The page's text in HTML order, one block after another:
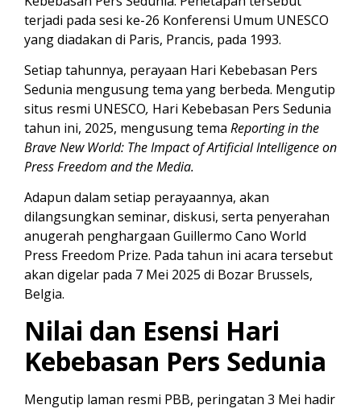
terjadi pada sesi ke-26 Konferensi Umum UNESCO
yang diadakan di Paris, Prancis, pada 1993.
Setiap tahunnya, perayaan Hari Kebebasan Pers
Sedunia mengusung tema yang berbeda. Mengutip
situs resmi UNESCO, Hari Kebebasan Pers Sedunia
tahun ini, 2025, mengusung tema Reporting in the
Brave New World: The Impact of Artificial Intelligence on
Press Freedom and the Media.
Adapun dalam setiap perayaannya, akan
dilangsungkan seminar, diskusi, serta penyerahan
anugerah penghargaan Guillermo Cano World
Press Freedom Prize. Pada tahun ini acara tersebut
akan digelar pada 7 Mei 2025 di Bozar Brussels,
Belgia.
Nilai dan Esensi Hari
Kebebasan Pers Sedunia
Mengutip laman resmi PBB, peringatan 3 Mei hadir